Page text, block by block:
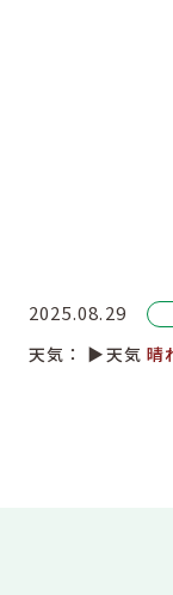
2025.08.29
天気： ▶︎天気 晴